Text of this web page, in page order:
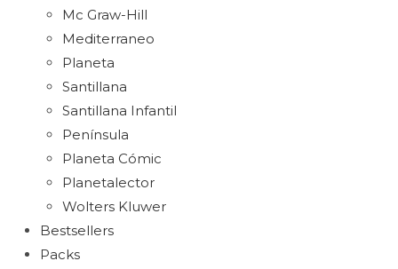
Mc Graw-Hill
Mediterraneo
Planeta
Santillana
Santillana Infantil
Península
Planeta Cómic
Planetalector
Wolters Kluwer
Bestsellers
Packs